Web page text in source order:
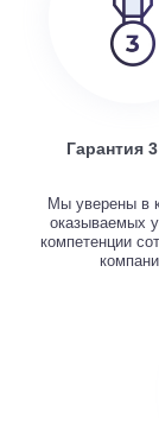
Гарантия
Мы уверены в
оказываемых
компетенции